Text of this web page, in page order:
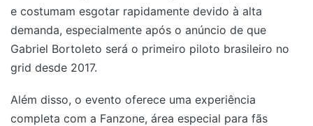
e costumam esgotar rapidamente devido à alta
demanda, especialmente após o anúncio de que
Gabriel Bortoleto será o primeiro piloto brasileiro no
grid desde 2017.
Além disso, o evento oferece uma experiência
completa com a Fanzone, área especial para fãs